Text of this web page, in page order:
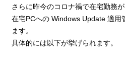
さらに昨今のコロナ禍で在宅勤務
在宅PCへの Windows Update 適用
ます。
具体的には以下が挙げられます。